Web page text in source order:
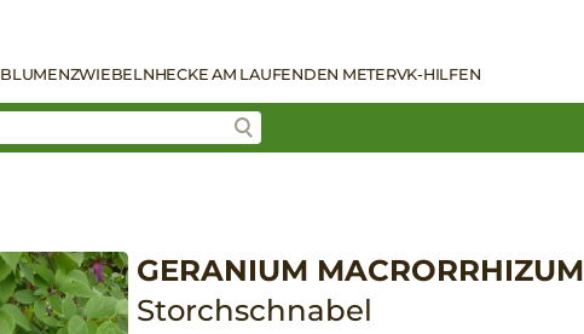
BLUMENZWIEBELNHECKE AM LAUFENDEN METERVK-HILFEN
GERANIUM MACRORRHIZUM
Storchschnabel